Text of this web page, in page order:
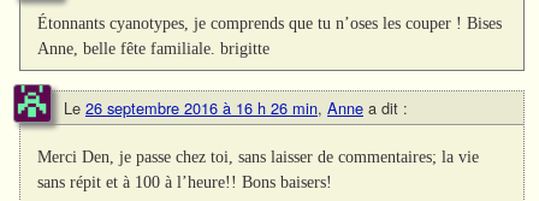
Étonnants cyanotypes, je comprends que tu n’oses les couper ! Bises
Anne, belle fête familiale. brigitte
Le 26 septembre 2016 à 16 h 26 min, Anne a dit :
Merci Den, je passe chez toi, sans laisser de commentaires; la vie
sans répit et à 100 à l’heure!! Bons baisers!